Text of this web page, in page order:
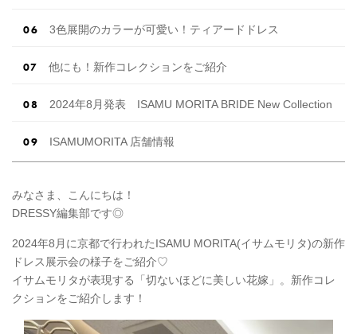
3色展開のカラーが可愛い！ティアードドレス
他にも！新作コレクションをご紹介
2024年8月発表 ISAMU MORITA BRIDE New Collection
ISAMUMORITA 店舗情報
みなさま、こんにちは！
DRESSY編集部です◎
2024年8月に京都で行われたISAMU MORITA(イサムモリタ)の新作
ドレス展示会の様子をご紹介♡
イサムモリタが表現する「切ないほどに美しい花嫁」。新作コレ
クションをご紹介します！